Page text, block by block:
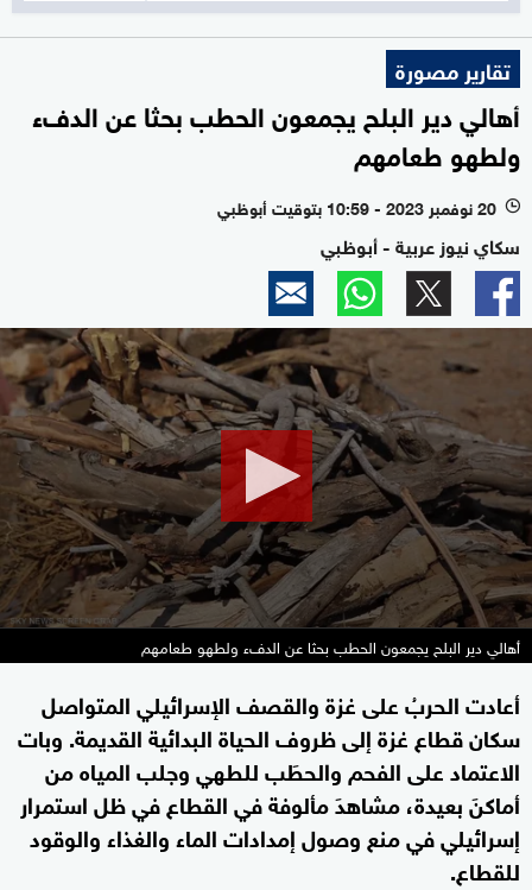
تقارير مصورة
أهالي دير البلح يجمعون الحطب بحثا عن الدفء
ولطهو طعامهم
l 20 نوفمبر 2023 - 10:59 بتوقيت أبوظبي
سكاي نيوز عربية - أبوظبي
0
seconds
of
minutes,
50
seconds
أهالي دير البلح يجمعون الحطب بحثا عن الدفء ولطهو طعامهم
أعادت الحربُ على غزة والقصف الإسرائيلي المتواصل
سكان قطاع غزة إلى ظروف الحياة البدائية القديمة. وبات
الاعتماد على الفحم والحطَب للطهي وجلب المياه من
أماكنَ بعيدة، مشاهدَ مألوفة في القطاع في ظل استمرار
إسرائيلي في منع وصول إمدادات الماء والغذاء والوقود
للقطاع.